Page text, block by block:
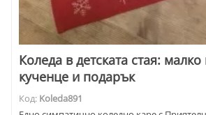
Коледа в детската стая: малко
кученце и подарък
Код: Koleda891